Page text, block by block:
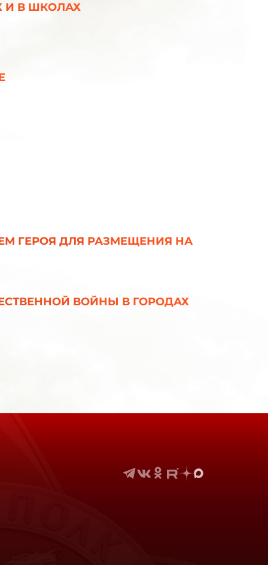
И В ШКОЛАХ
ГЕРОЯ ДЛЯ РАЗМЕЩЕНИЯ НА
ВОЙНЫ В ГОРОДАХ